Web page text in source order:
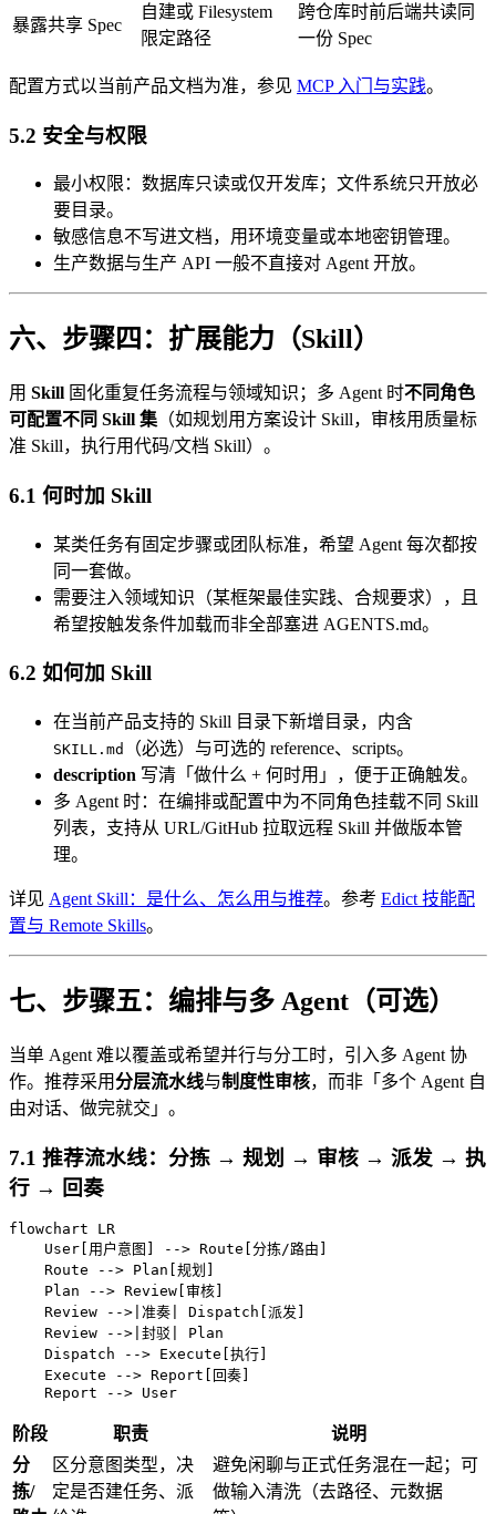
暴露共享 Spec
自建或 Filesystem
限定路径
跨仓库时前后端共读同
一份 Spec
配置方式以当前产品文档为准，参见 MCP 入门与实践。
5.2 安全与权限
最小权限：数据库只读或仅开发库；文件系统只开放必
要目录。
敏感信息不写进文档，用环境变量或本地密钥管理。
生产数据与生产 API 一般不直接对 Agent 开放。
六、步骤四：扩展能力（Skill）
用 Skill 固化重复任务流程与领域知识；多 Agent 时不同角色
可配置不同 Skill 集 （如规划用方案设计 Skill，审核用质量标
准 Skill，执行用代码/文档 Skill）。
6.1 何时加 Skill
某类任务有固定步骤或团队标准，希望 Agent 每次都按
同一套做。
需要注入领域知识（某框架最佳实践、合规要求），且
希望按触发条件加载而非全部塞进 AGENTS.md。
6.2 如何加 Skill
在当前产品支持的 Skill 目录下新增目录，内含
SKILL.md
（必选）与可选的 reference、scripts。
description 写清「做什么 + 何时用」，便于正确触发。
多 Agent 时：在编排或配置中为不同角色挂载不同 Skill
列表，支持从 URL/GitHub 拉取远程 Skill 并做版本管
理。
详见 Agent Skill：是什么、怎么用与推荐。参考 Edict 技能配
置与 Remote Skills。
七、步骤五：编排与多 Agent（可选）
当单 Agent 难以覆盖或希望并行与分工时，引入多 Agent 协
作。推荐采用分层流水线与制度性审核，而非「多个 Agent 自
由对话、做完就交」。
7.1 推荐流水线：分拣 → 规划 → 审核 → 派发 → 执
行 → 回奏
flowchart LR
    User[用户意图] --> Route[分拣/路由]
    Route --> Plan[规划]
    Plan --> Review[审核]
    Review -->|准奏| Dispatch[派发]
    Review -->|封驳| Plan
    Dispatch --> Execute[执行]
    Execute --> Report[回奏]
阶段 职责
说明
分
拣/
区分意图类型，决
定是否建任务、派
避免闲聊与正式任务混在一起；可
做输入清洗（去路径、元数据